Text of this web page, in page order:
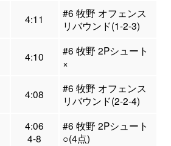
4:11
#6 牧野 オフェンス
リバウンド(1-2-3)
4:10
#6 牧野 2Pシュート
×
4:08
#6 牧野 オフェンス
リバウンド(2-2-4)
4:06
4-8
#6 牧野 2Pシュート
○(4点)